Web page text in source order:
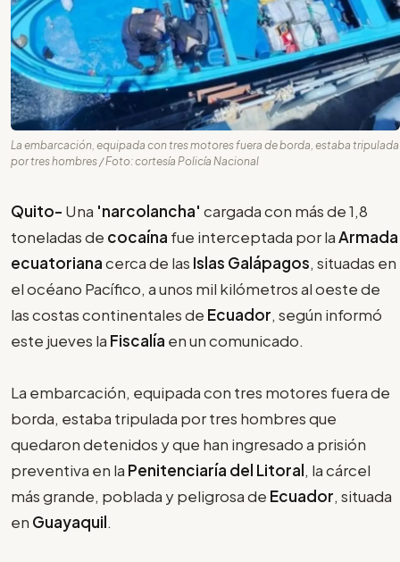
La embarcación, equipada con tres motores fuera de borda, estaba tripulada
por tres hombres / Foto: cortesía Policía Nacional
Quito- Una 'narcolancha' cargada con más de 1,8
toneladas de cocaína fue interceptada por laArmada
ecuatorianacerca de las Islas Galápagos, situadas en
el océano Pacífico, a unos mil kilómetros al oeste de
las costas continentales de Ecuador, según informó
este jueves la Fiscalía en un comunicado.
La embarcación, equipada con tres motores fuera de
borda, estaba tripulada por tres hombres que
quedaron detenidos y que han ingresado a prisión
preventiva en la Penitenciaría del Litoral, la cárcel
más grande, poblada y peligrosa de Ecuador, situada
en Guayaquil.